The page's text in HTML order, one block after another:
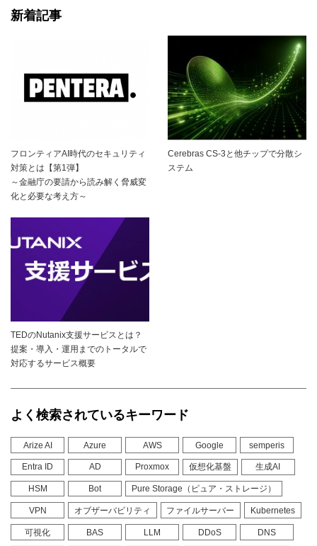
新着記事
フロンティアAI時代のセキュリティ
対策とは【第1弾】
～金融庁の要請から読み解く脅威変
化と必要な考え方～
Cerebras CS-3と他チップで分散シ
ステム
TEDのNutanix支援サービスとは？
提案・導入・運用までのトータルで
対応するサービス概要
よく検索されているキーワード
Arize AI Azure AWS Google semperis
Entra ID AD Proxmox 仮想化基盤 生成AI
HSM Bot Pure Storage（ピュア・ストレージ）
VPN オブザーバビリティ ファイルサーバー Kubernetes
可視化 BAS LLM DDoS DNS